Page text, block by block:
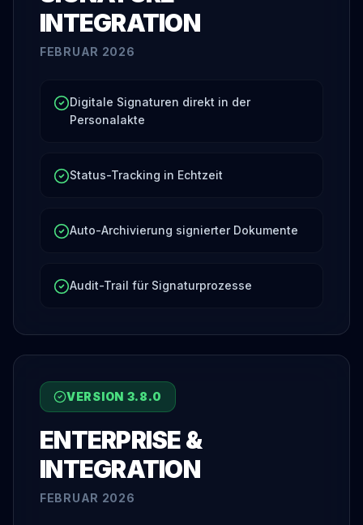
INTEGRATION
FEBRUAR 2026
Digitale Signaturen direkt in der
Personalakte
Status-Tracking in Echtzeit
Auto-Archivierung signierter Dokumente
Audit-Trail für Signaturprozesse
VERSION 3.8.0
ENTERPRISE &
INTEGRATION
FEBRUAR 2026